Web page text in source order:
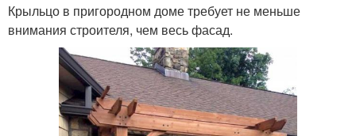
Крыльцо в пригородном доме требует не меньше
внимания строителя, чем весь фасад.